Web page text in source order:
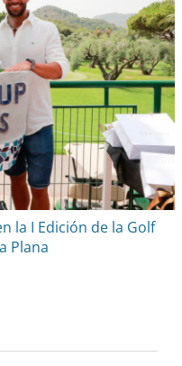
la I Edición de la Golf
Plana